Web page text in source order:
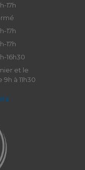
17h
17h
17h
16h30
et le
à 11h30